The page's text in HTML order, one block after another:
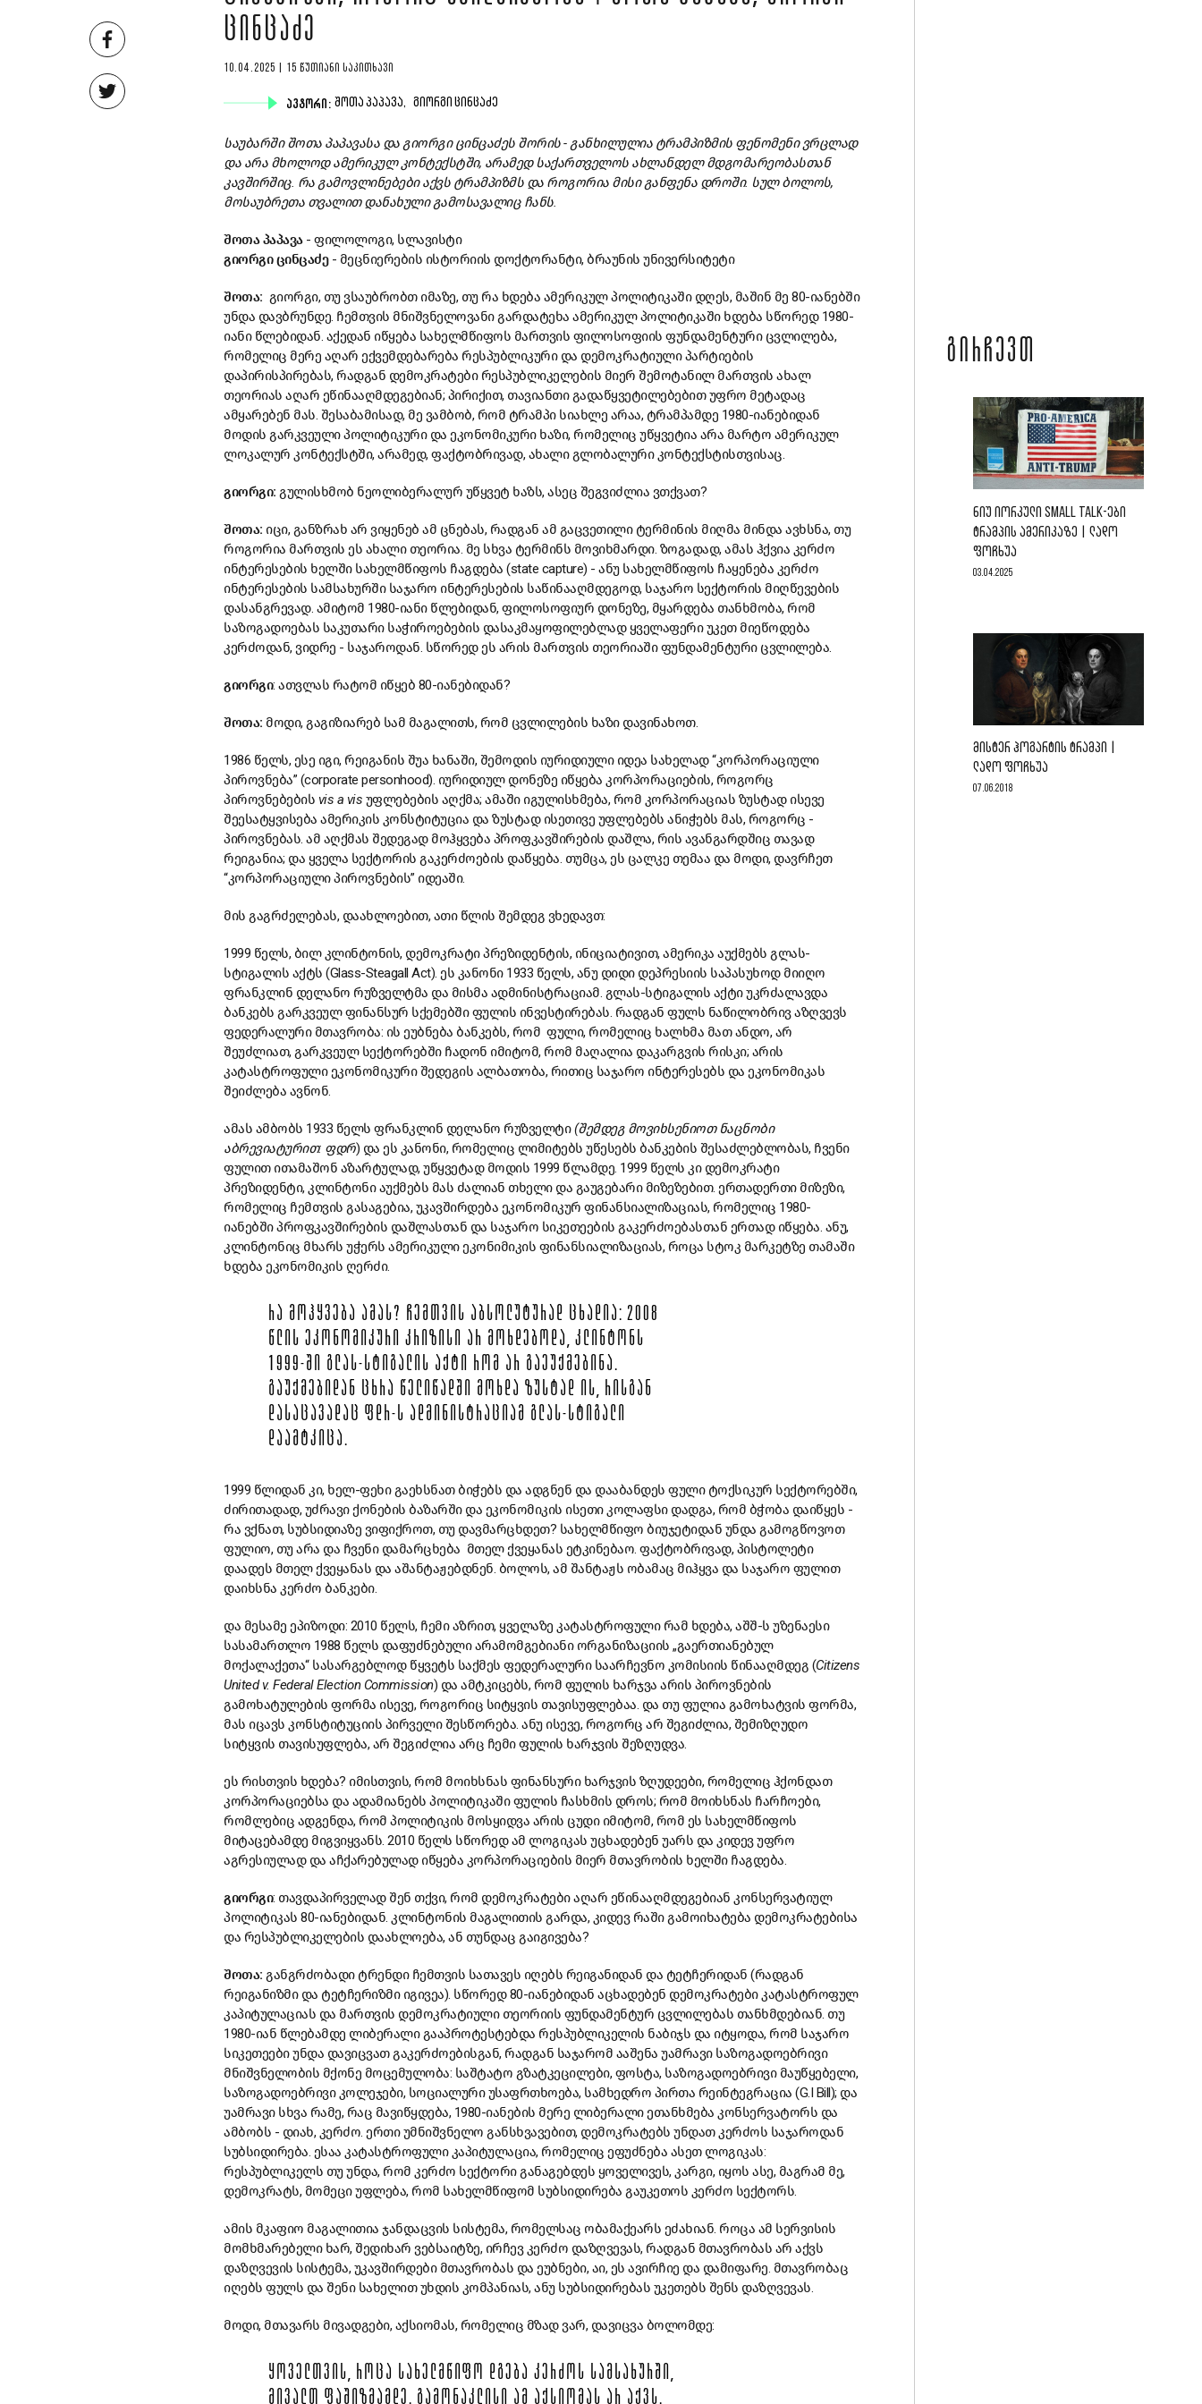
ᲪᲘᲜᲪᲐᲫᲔ
10.04.2025 | 15 ᲬᲣᲗᲘᲐᲜᲘ ᲡᲐᲙᲘᲗᲮᲐᲕᲘ
ᲐᲕᲢᲝᲠᲘ: ᲨᲝᲗᲐ ᲞᲐᲞᲐᲕᲐ, ᲒᲘᲝᲠᲒᲘ ᲪᲘᲜᲪᲐᲫᲔ
საუბარში შოთა პაპავასა და გიორგი ცინცაძეს შორის - განხილულია ტრამპიზმის ფენომენი ვრცლად
და არა მხოლოდ ამერიკულ კონტექსტში, არამედ საქართველოს ახლანდელ მდგომარეობასთან
კავშირშიც. რა გამოვლინებები აქვს ტრამპიზმს და როგორია მისი განფენა დროში. სულ ბოლოს,
მოსაუბრეთა თვალით დანახული გამოსავალიც ჩანს.
შოთა პაპავა- ფილოლოგი, სლავისტი
გიორგი ცინცაძე- მეცნიერების ისტორიის დოქტორანტი, ბრაუნის უნივერსიტეტი
შოთა: გიორგი, თუ ვსაუბრობთ იმაზე, თუ რა ხდება ამერიკულ პოლიტიკაში დღეს, მაშინ მე 80-იანებში
უნდა დავბრუნდე. ჩემთვის მნიშვნელოვანი გარდატეხა ამერიკულ პოლიტიკაში ხდება სწორედ 1980-
იანი წლებიდან. აქედან იწყება სახელმწიფოს მართვის ფილოსოფიის ფუნდამენტური ცვლილება,
რომელიც მერე აღარ ექვემდებარება რესპუბლიკური და დემოკრატიული პარტიების
დაპირისპირებას, რადგან დემოკრატები რესპუბლიკელების მიერ შემოტანილ მართვის ახალ
თეორიას აღარ ეწინააღმდეგებიან; პირიქით, თავიანთი გადაწყვეტილებებით უფრო მეტადაც
ამყარებენ მას. შესაბამისად, მე ვამბობ, რომ ტრამპი სიახლე არაა, ტრამპამდე 1980-იანებიდან
მოდის გარკვეული პოლიტიკური და ეკონომიკური ხაზი, რომელიც უწყვეტია არა მარტო ამერიკულ
ლოკალურ კონტექსტში, არამედ, ფაქტობრივად, ახალი გლობალური კონტექსტისთვისაც.
გიორგი: გულისხმობ ნეოლიბერალურ უწყვეტ ხაზს, ასეც შეგვიძლია ვთქვათ?
შოთა: იცი, განზრახ არ ვიყენებ ამ ცნებას, რადგან ამ გაცვეთილი ტერმინის მიღმა მინდა ავხსნა, თუ
როგორია მართვის ეს ახალი თეორია. მე სხვა ტერმინს მოვიხმარდი. ზოგადად, ამას ჰქვია კერძო
ინტერესების ხელში სახელმწიფოს ჩაგდება (state capture) - ანუ სახელმწიფოს ჩაყენება კერძო
ინტერესების სამსახურში საჯარო ინტერესების საწინააღმდეგოდ, საჯარო სექტორის მიღწევების
დასანგრევად. ამიტომ 1980-იანი წლებიდან, ფილოსოფიურ დონეზე, მყარდება თანხმობა, რომ
საზოგადოებას საკუთარი საჭიროებების დასაკმაყოფილებლად ყველაფერი უკეთ მიეწოდება
კერძოდან, ვიდრე - საჯაროდან. სწორედ ეს არის მართვის თეორიაში ფუნდამენტური ცვლილება.
გიორგი: ათვლას რატომ იწყებ 80-იანებიდან?
შოთა: მოდი, გაგიზიარებ სამ მაგალითს, რომ ცვლილების ხაზი დავინახოთ.
1986 წელს, ესე იგი, რეიგანის შუა ხანაში, შემოდის იურიდიული იდეა სახელად “კორპორაციული
პიროვნება” (corporate personhood). იურიდიულ დონეზე იწყება კორპორაციების, როგორც
პიროვნებების vis a vis უფლებების აღქმა; ამაში იგულისხმება, რომ კორპორაციას ზუსტად ისევე
შეესატყვისება ამერიკის კონსტიტუცია და ზუსტად ისეთივე უფლებებს ანიჭებს მას, როგორც -
პიროვნებას. ამ აღქმას შედეგად მოჰყვება პროფკავშირების დაშლა, რის ავანგარდშიც თავად
რეიგანია; და ყველა სექტორის გაკერძოების დაწყება. თუმცა, ეს ცალკე თემაა და მოდი, დავრჩეთ
“კორპორაციული პიროვნების” იდეაში.
მის გაგრძელებას, დაახლოებით, ათი წლის შემდეგ ვხედავთ:
1999 წელს, ბილ კლინტონის, დემოკრატი პრეზიდენტის, ინიციატივით, ამერიკა აუქმებს გლას-
სტიგალის აქტს (Glass-Steagall Act). ეს კანონი 1933 წელს, ანუ დიდი დეპრესიის საპასუხოდ მიიღო
ფრანკლინ დელანო რუზველტმა და მისმა ადმინისტრაციამ. გლას-სტიგალის აქტი უკრძალავდა
ბანკებს გარკვეულ ფინანსურ სქემებში ფულის ინვესტირებას. რადგან ფულს ნაწილობრივ აზღვევს
ფედერალური მთავრობა: ის ეუბნება ბანკებს, რომ ფული, რომელიც ხალხმა მათ ანდო, არ
შეუძლიათ, გარკვეულ სექტორებში ჩადონ იმიტომ, რომ მაღალია დაკარგვის რისკი; არის
კატასტროფული ეკონომიკური შედეგის ალბათობა, რითიც საჯარო ინტერესებს და ეკონომიკას
შეიძლება ავნონ.
ამას ამბობს 1933 წელს ფრანკლინ დელანო რუზველტი(შემდეგ მოვიხსენიოთ ნაცნობი
აბრევიატურით: ფდრ) და ეს კანონი, რომელიც ლიმიტებს უწესებს ბანკების შესაძლებლობას, ჩვენი
ფულით ითამაშონ აზარტულად, უწყვეტად მოდის 1999 წლამდე. 1999 წელს კი დემოკრატი
პრეზიდენტი, კლინტონი აუქმებს მას ძალიან თხელი და გაუგებარი მიზეზებით. ერთადერთი მიზეზი,
რომელიც ჩემთვის გასაგებია, უკავშირდება ეკონომიკურ ფინანსიალიზაციას, რომელიც 1980-
იანებში პროფკავშირების დაშლასთან და საჯარო სიკეთეების გაკერძოებასთან ერთად იწყება. ანუ,
კლინტონიც მხარს უჭერს ამერიკული ეკონიმიკის ფინანსიალიზაციას, როცა სტოკ მარკეტზე თამაში
ხდება ეკონომიკის ღერძი.
ᲠᲐ ᲛᲝᲰᲧᲕᲔᲑᲐ ᲐᲛᲐᲡ? ᲩᲔᲛᲗᲕᲘᲡ ᲐᲑᲡᲝᲚᲣᲢᲣᲠᲐᲓ ᲪᲮᲐᲓᲘᲐ: 2008
ᲬᲚᲘᲡ ᲔᲙᲝᲜᲝᲛᲘᲙᲣᲠᲘ ᲙᲠᲘᲖᲘᲡᲘ ᲐᲠ ᲛᲝᲮᲓᲔᲑᲝᲓᲐ, ᲙᲚᲘᲜᲢᲝᲜᲡ
1999-ᲨᲘ ᲒᲚᲐᲡ-ᲡᲢᲘᲒᲐᲚᲘᲡ ᲐᲥᲢᲘ ᲠᲝᲛ ᲐᲠ ᲒᲐᲔᲣᲥᲛᲔᲑᲘᲜᲐ.
ᲒᲐᲣᲥᲛᲔᲑᲘᲓᲐᲜ ᲪᲮᲠᲐ ᲬᲔᲚᲘᲬᲐᲓᲨᲘ ᲛᲝᲮᲓᲐ ᲖᲣᲡᲢᲐᲓ ᲘᲡ, ᲠᲘᲡᲒᲐᲜ
ᲓᲐᲡᲐᲪᲐᲕᲐᲓᲐᲪ ᲤᲓᲠ-Ს ᲐᲓᲛᲘᲜᲘᲡᲢᲠᲐᲪᲘᲐᲛ ᲒᲚᲐᲡ-ᲡᲢᲘᲒᲐᲚᲘ
ᲓᲐᲐᲛᲢᲙᲘᲪᲐ.
1999 წლიდან კი, ხელ-ფეხი გაეხსნათ ბიჭებს და ადგნენ და დააბანდეს ფული ტოქსიკურ სექტორებში,
ძირითადად, უძრავი ქონების ბაზარში და ეკონომიკის ისეთი კოლაფსი დადგა, რომ ბჭობა დაიწყეს -
რა ვქნათ, სუბსიდიაზე ვიფიქროთ, თუ დავმარცხდეთ? სახელმწიფო ბიუჯეტიდან უნდა გამოგწოვოთ
ფულიო, თუ არა და ჩვენი დამარცხება მთელ ქვეყანას ეტკინებაო. ფაქტობრივად, პისტოლეტი
დაადეს მთელ ქვეყანას და აშანტაჟებდნენ. ბოლოს, ამ შანტაჟს ობამაც მიჰყვა და საჯარო ფულით
დაიხსნა კერძო ბანკები.
და მესამე ეპიზოდი: 2010 წელს, ჩემი აზრით, ყველაზე კატასტროფული რამ ხდება, აშშ-ს უზენაესი
სასამართლო 1988 წელს დაფუძნებული არამომგებიანი ორგანიზაციის „გაერთიანებულ
მოქალაქეთა“ სასარგებლოდ წყვეტს საქმეს ფედერალური საარჩევნო კომისიის წინააღმდეგ (Citizens
United v. Federal Election Commission) და ამტკიცებს, რომ ფულის ხარჯვა არის პიროვნების
გამოხატულების ფორმა ისევე, როგორიც სიტყვის თავისუფლებაა. და თუ ფულია გამოხატვის ფორმა,
მას იცავს კონსტიტუციის პირველი შესწორება. ანუ ისევე, როგორც არ შეგიძლია, შემიზღუდო
სიტყვის თავისუფლება, არ შეგიძლია არც ჩემი ფულის ხარჯვის შეზღუდვა.
ეს რისთვის ხდება? იმისთვის, რომ მოიხსნას ფინანსური ხარჯვის ზღუდეები, რომელიც ჰქონდათ
კორპორაციებსა და ადამიანებს პოლიტიკაში ფულის ჩასხმის დროს; რომ მოიხსნას ჩარჩოები,
რომლებიც ადგენდა, რომ პოლიტიკის მოსყიდვა არის ცუდი იმიტომ, რომ ეს სახელმწიფოს
მიტაცებამდე მიგვიყვანს. 2010 წელს სწორედ ამ ლოგიკას უცხადებენ უარს და კიდევ უფრო
აგრესიულად და აჩქარებულად იწყება კორპორაციების მიერ მთავრობის ხელში ჩაგდება.
გიორგი: თავდაპირველად შენ თქვი, რომ დემოკრატები აღარ ეწინააღმდეგებიან კონსერვატიულ
პოლიტიკას 80-იანებიდან. კლინტონის მაგალითის გარდა, კიდევ რაში გამოიხატება დემოკრატებისა
და რესპუბლიკელების დაახლოება, ან თუნდაც გაიგივება?
შოთა: განგრძობადი ტრენდი ჩემთვის სათავეს იღებს რეიგანიდან და ტეტჩერიდან (რადგან
რეიგანიზმი და ტეტჩერიზმი იგივეა). სწორედ 80-იანებიდან აცხადებენ დემოკრატები კატასტროფულ
კაპიტულაციას და მართვის დემოკრატიული თეორიის ფუნდამენტურ ცვლილებას თანხმდებიან. თუ
1980-იან წლებამდე ლიბერალი გააპროტესტებდა რესპუბლიკელის ნაბიჯს და იტყოდა, რომ საჯარო
სიკეთეები უნდა დავიცვათ გაკერძოებისგან, რადგან საჯარომ ააშენა უამრავი საზოგადოებრივი
მნიშვნელობის მქონე მოცემულობა: საშტატო გზატკეცილები, ფოსტა, საზოგადოებრივი მაუწყებელი,
საზოგადოებრივი კოლეჯები, სოციალური უსაფრთხოება, სამხედრო პირთა რეინტეგრაცია (G.I Bill); და
უამრავი სხვა რამე, რაც მავიწყდება, 1980-იანების მერე ლიბერალი ეთანხმება კონსერვატორს და
ამბობს - დიახ, კერძო. ერთი უმნიშვნელო განსხვავებით, დემოკრატებს უნდათ კერძოს საჯაროდან
სუბსიდირება. ესაა კატასტროფული კაპიტულაცია, რომელიც ეფუძნება ასეთ ლოგიკას:
რესპუბლიკელს თუ უნდა, რომ კერძო სექტორი განაგებდეს ყოველივეს, კარგი, იყოს ასე, მაგრამ მე,
დემოკრატს, მომეცი უფლება, რომ სახელმწიფომ სუბსიდირება გაუკეთოს კერძო სექტორს.
ამის მკაფიო მაგალითია ჯანდაცვის სისტემა, რომელსაც ობამაქეარს ეძახიან. როცა ამ სერვისის
მომხმარებელი ხარ, შედიხარ ვებსაიტზე, ირჩევ კერძო დაზღვევას, რადგან მთავრობას არ აქვს
დაზღვევის სისტემა, უკავშირდები მთავრობას და ეუბნები, აი, ეს ავირჩიე და დამიფარე. მთავრობაც
იღებს ფულს და შენი სახელით უხდის კომპანიას, ანუ სუბსიდირებას უკეთებს შენს დაზღვევას.
მოდი, მთავარს მივადგები, აქსიომას, რომელიც მზად ვარ, დავიცვა ბოლომდე:
ᲧᲝᲕᲔᲚᲗᲕᲘᲡ, ᲠᲝᲪᲐ ᲡᲐᲮᲔᲚᲛᲬᲘᲤᲝ ᲓᲒᲔᲑᲐ ᲙᲔᲠᲫᲝᲡ ᲡᲐᲛᲡᲐᲮᲣᲠᲨᲘ,
ᲒᲘᲠᲩᲔᲕᲗ
ᲜᲘᲣ ᲘᲝᲠᲙᲣᲚᲘ SMALL TALK-ᲔᲑᲘ
ᲢᲠᲐᲛᲞᲘᲡ ᲐᲛᲔᲠᲘᲙᲐᲖᲔ | ᲚᲐᲓᲝ
ᲤᲝᲩᲮᲣᲐ
03.04.2025
ᲛᲘᲡᲢᲔᲠ ᲰᲝᲒᲐᲠᲢᲘᲡ ᲢᲠᲐᲛᲞᲘ |
ᲚᲐᲓᲝ ᲤᲝᲩᲮᲣᲐ
07.06.2018